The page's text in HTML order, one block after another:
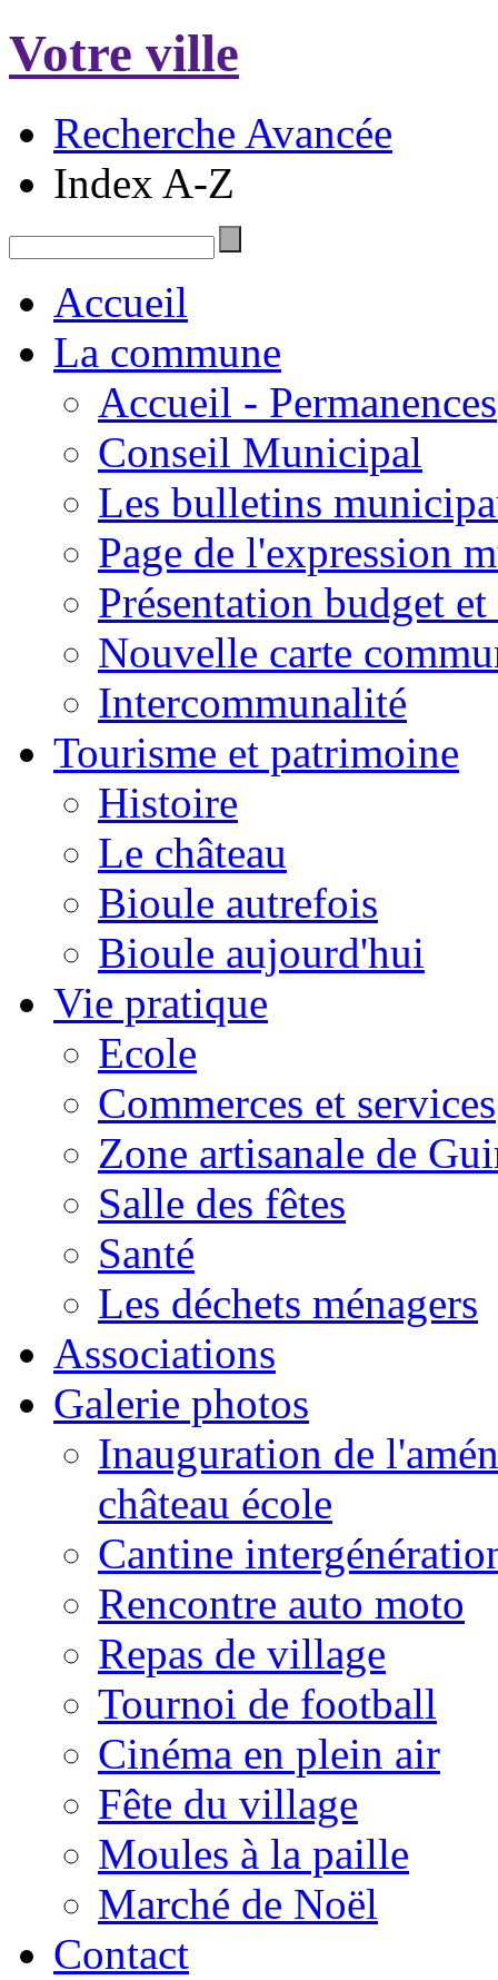
Votre ville
Recherche Avancée
Index A-Z
Accueil
La commune
Accueil - Permanences
Conseil Municipal
Les bulletins
Page de l'expression
Présentation budget
Nouvelle carte
Intercommunalité
Tourisme et patrimoine
Histoire
Le château
Bioule autrefois
Bioule aujourd'hui
Vie pratique
Ecole
Commerces et services
Zone artisanale de
Salle des fêtes
Santé
Les déchets ménagers
Associations
Galerie photos
Inauguration de
château école
Cantine
Rencontre auto moto
Repas de village
Tournoi de football
Cinéma en plein air
Fête du village
Moules à la paille
Marché de Noël
Contact